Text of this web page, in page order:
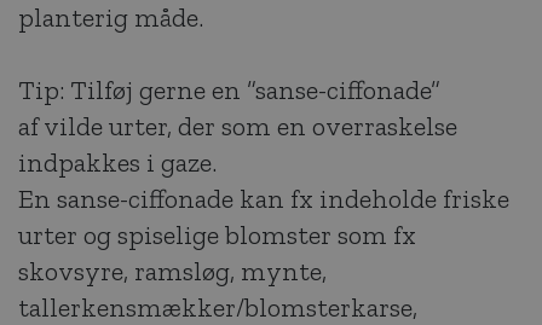
planterig måde.
Tip: Tilføj gerne en ”sanse-ciffonade”
af vilde urter, der som en overraskelse
indpakkes i gaze.
En sanse-ciffonade kan fx indeholde friske
urter og spiselige blomster som fx
skovsyre, ramsløg, mynte,
tallerkensmækker/blomsterkarse,